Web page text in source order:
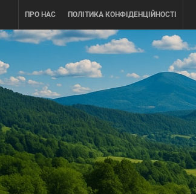
content
ПРО НАС ПОЛІТИКА КОНФІДЕНЦІЙНОСТІ